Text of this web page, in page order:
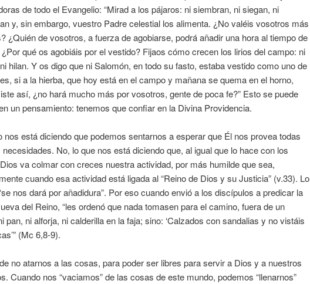
de todo el Evangelio: “Mirad a los pájaros: ni siembran, ni siegan, ni
y, sin embargo, vuestro Padre celestial los alimenta. ¿No valéis vosotros más
¿Quién de vosotros, a fuerza de agobiarse, podrá añadir una hora al tiempo de
qué os agobiáis por el vestido? Fijaos cómo crecen los lirios del campo: ni
hilan. Y os digo que ni Salomón, en todo su fasto, estaba vestido como uno de
si a la hierba, que hoy está en el campo y mañana se quema en el horno,
así, ¿no hará mucho más por vosotros, gente de poca fe?” Esto se puede
un pensamiento: tenemos que confiar en la Divina Providencia.
nos está diciendo que podemos sentarnos a esperar que Él nos provea todas
necesidades. No, lo que nos está diciendo que, al igual que lo hace con los
va colmar con creces nuestra actividad, por más humilde que sea,
cuando esa actividad está ligada al “Reino de Dios y su Justicia” (v.33). Lo
nos dará por añadidura”. Por eso cuando envió a los discípulos a predicar la
del Reino, “les ordenó que nada tomasen para el camino, fuera de un
pan, ni alforja, ni calderilla en la faja; sino: ‘Calzados con sandalias y no vistáis
(Mc 6,8-9).
no atarnos a las cosas, para poder ser libres para servir a Dios y a nuestros
Cuando nos “vaciamos” de las cosas de este mundo, podemos “llenarnos”